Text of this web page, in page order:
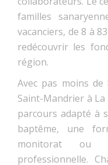
familles
vacanciers, de 8 à
redécouvrir les
région.
Avec pas moins
Saint-Mandrier à
parcours adapté à
baptême, une
monitorat ou
professionnelle.